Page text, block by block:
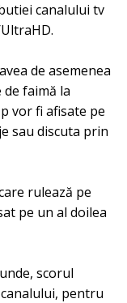
canalului tv
de asemenea
de faimă la
vor fi afisate pe
sau discuta prin
rulează pe
pe un al doilea
scorul
pentru